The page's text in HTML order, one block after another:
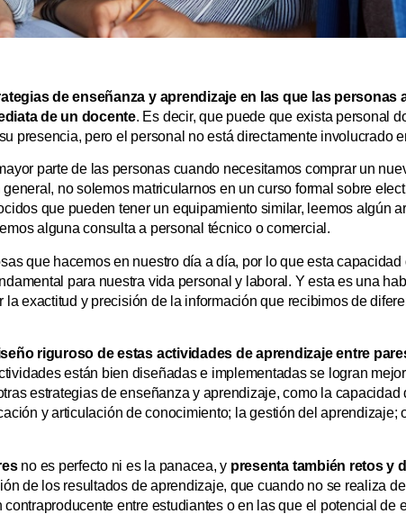
de enseñanza y aprendizaje en las que las personas
de un docente. Es decir, que puede que exista personal
presencia, pero el personal no está directamente involucrado
parte de las personas cuando necesitamos comprar un
no solemos matricularnos en un curso formal sobre
que pueden tener un equipamiento similar, leemos algún
alguna consulta a personal técnico o comercial.
que hacemos en nuestro día a día, por lo que esta capacidad
para nuestra vida personal y laboral. Y esta es una
exactitud y precisión de la información que recibimos de
riguroso de estas actividades de aprendizaje entre
están bien diseñadas e implementadas se logran
estrategias de enseñanza y aprendizaje, como la capacidad
y articulación de conocimiento; la gestión del aprendizaje;
no es perfecto ni es la panacea, y presenta también retos y
de los resultados de aprendizaje, que cuando no se realiza
entre estudiantes o en las que el potencial de